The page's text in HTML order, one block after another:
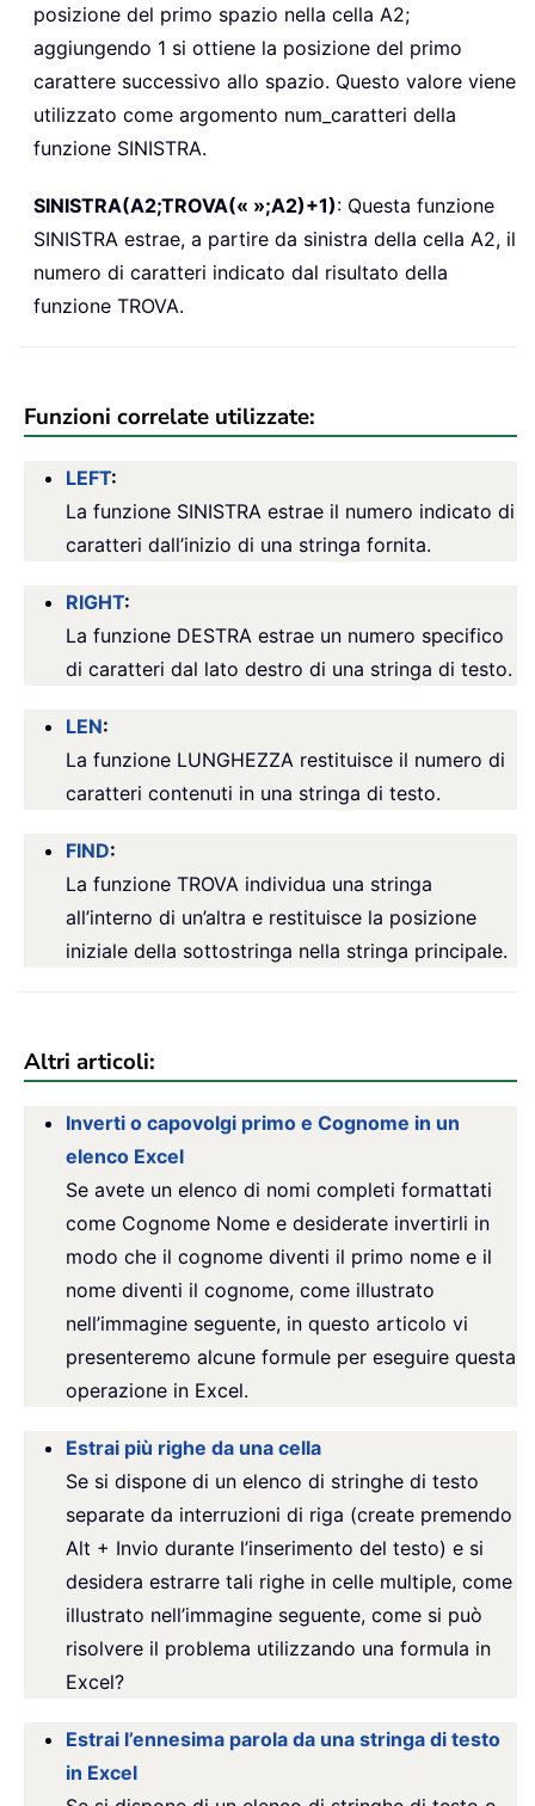
posizione del primo spazio nella cella A2;
aggiungendo 1 si ottiene la posizione del primo
carattere successivo allo spazio. Questo valore viene
utilizzato come argomento num_caratteri della
funzione SINISTRA.
SINISTRA(A2;TROVA(« »;A2)+1): Questa funzione
SINISTRA estrae, a partire da sinistra della cella A2, il
numero di caratteri indicato dal risultato della
funzione TROVA.
Funzioni correlate utilizzate:
LEFT:
La funzione SINISTRA estrae il numero indicato di
caratteri dall’inizio di una stringa fornita.
RIGHT:
La funzione DESTRA estrae un numero specifico
di caratteri dal lato destro di una stringa di testo.
LEN:
La funzione LUNGHEZZA restituisce il numero di
caratteri contenuti in una stringa di testo.
FIND:
La funzione TROVA individua una stringa
all’interno di un’altra e restituisce la posizione
iniziale della sottostringa nella stringa principale.
Altri articoli:
Inverti o capovolgi primo e Cognome in un
elenco Excel
Se avete un elenco di nomi completi formattati
come Cognome Nome e desiderate invertirli in
modo che il cognome diventi il primo nome e il
nome diventi il cognome, come illustrato
nell’immagine seguente, in questo articolo vi
presenteremo alcune formule per eseguire questa
operazione in Excel.
Estrai più righe da una cella
Se si dispone di un elenco di stringhe di testo
separate da interruzioni di riga (create premendo
Alt + Invio durante l’inserimento del testo) e si
desidera estrarre tali righe in celle multiple, come
illustrato nell’immagine seguente, come si può
risolvere il problema utilizzando una formula in
Excel?
Estrai l’ennesima parola da una stringa di testo
in Excel